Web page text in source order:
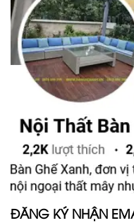
ĐĂNG KÝ NHẬN